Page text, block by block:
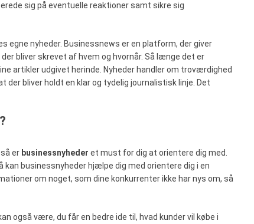
sig på eventuelle reaktioner samt sikre sig
egne nyheder. Businessnews er en platform, der giver
bliver skrevet af hvem og hvornår. Så længe det er
artikler udgivet herinde. Nyheder handler om troværdighed
bliver holdt en klar og tydelig journalistisk linje. Det
er businessnyheder et must for dig at orientere dig med.
businessnyheder hjælpe dig med orientere dig i en
om noget, som dine konkurrenter ikke har nys om, så
også være, du får en bedre ide til, hvad kunder vil købe i